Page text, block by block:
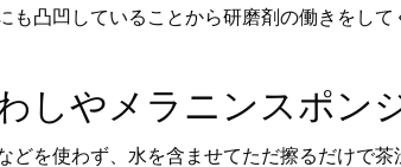
も凸凹していることから研磨剤の働きをし
しやメラニンスポン
どを使わず、水を含ませてただ擦るだけで茶